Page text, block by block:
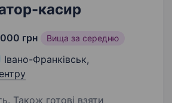
касир
грн Вища за середню
Івано-Франківськ,
Також готові взяти